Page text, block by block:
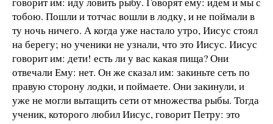
тобою. Пошли и тотчас вошли в лодку, и не поймали в
ту ночь ничего. А когда уже настало утро, Иисус стоял
на берегу; но ученики не узнали, что это Иисус. Иисус
говорит им: дети! есть ли у вас какая пища? Они
отвечали Ему: нет. Он же сказал им: закиньте сеть по
правую сторону лодки, и поймаете. Они закинули, и
уже не могли вытащить сети от множества рыбы. Тогда
ученик, которого любил Иисус, говорит Петру: это